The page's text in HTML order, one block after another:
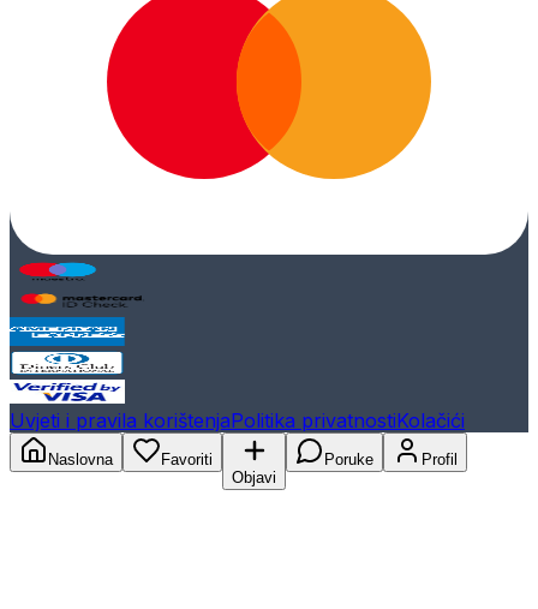
Uvjeti i pravila korištenjaPolitika privatnostiKolačići
Naslovna
Favoriti
Objavi
Poruke Profil